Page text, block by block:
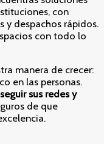
con
y despachos rápidos.
con todo lo
manera de crecer:
en las personas.
sus redes y
de que